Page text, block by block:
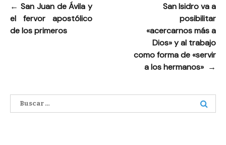
Navegación
de
entradas
← San Juan de Ávila y
el fervor apostólico
de los primeros
San Isidro va a
posibilitar
«acercarnos más a
Dios» y al trabajo
como forma de «servir
a los hermanos» →
Buscar: